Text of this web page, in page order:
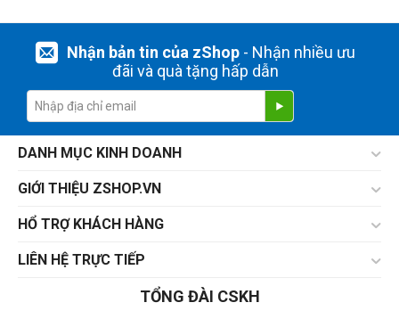
P15 Gen 2
P16s Gen 1
RAM - Bộ Nhớ
16GB
64GB
Nhận bản tin của zShop- Nhận nhiều ưu
đãi và quà tặng hấp dẫn
DANH MỤC KINH DOANH
GIỚI THIỆU ZSHOP.VN
HỔ TRỢ KHÁCH HÀNG
LIÊN HỆ TRỰC TIẾP
TỔNG ĐÀI CSKH